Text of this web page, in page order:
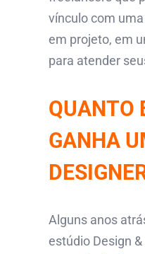
vínculo com
em projeto, em
para atender
QUANTO
GANHA
Alguns anos
estúdio Design